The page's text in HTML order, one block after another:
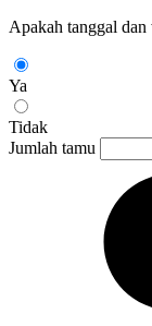
Apakah tanggal dan
Ya
Tidak
Jumlah tamu